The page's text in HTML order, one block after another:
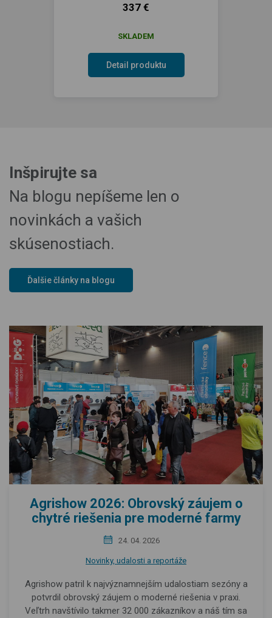
337 €
SKLADEM
Detail produktu
Inšpirujte sa
Na blogu nepíšeme len o
novinkách a vašich
skúsenostiach.
Ďalšie články na blogu
Agrishow 2026: Obrovský záujem o
chytré riešenia pre moderné farmy
24. 04. 2026
Novinky, udalosti a reportáže
Agrishow patril k najvýznamnejším udalostiam sezóny a
potvrdil obrovský záujem o moderné riešenia v praxi.
Veľtrh navštívilo takmer 32 000 zákazníkov a náš tím sa